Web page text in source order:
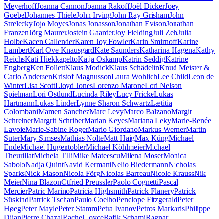
MeyerhoffJoanna CannonJoanna RakoffJoël DickerJoey
GoebelJohannes ThieleJohn IrvingJohn Ray GrishamJohn
StreleckyJojo MoyesJonas JonassonJonathan EvisonJonathan
FranzenJörg MaurerJostein GaarderJoy FieldingJuli ZehJulia
HolbeKacen CallenderKaren Joy FowlerKarin SmirnoffKarine
LambertKarl Ove KnausgardKate SaundersKatharina HagenaKathy
ReichsKati HiekkapeltoKatja OskampKatrin SeddigKatrine
EngbergKen FollettKlaus ModickKlaus SchädelinKnud Meister &
Carlo AndersenKristof MagnussonLaura WohlichLee ChildLeon de
WinterLisa ScottLloyd JonesLorenzo MaroneLori Nelson
SpielmanLori OstlundLucinda RileyLucy FrickeLukas
HartmannLukas LinderLynne Sharon SchwartzLætitia
ColombaniMamen SanchezMarc LevyMarco BalzanoMargit
SchreinerMargrit SchriberMarian KeyesMariana LekyMarie-Renée
LavoieMarie-Sabine RogerMario GiordanoMarkus WernerMartin
SuterMary SimsesMathias NolteMatt HaigMax KüngMichael
EndeMichael HugentoblerMichael KöhlmeierMichael
TheurillatMichela TilliMike MateescuMilena MoserMonica
SaboloNadja QuintNavid KermaniNelio BiedermannNicholas
SparksNick MasonNicola FörgNicolas BarreauNicole KraussNik
MeierNina BlazonOtfried PreusslerPaolo CognettiPascal
MercierPatric MarinoPatricia HighsmithPatrick FlaneryPatrick
SüskindPatrick TschanPaulo CoelhoPenelope FitzgeraldPeter
HøegPeter MaylePeter StammPetra IvanovPetros MarkarisPhilippe
DjianPierre ChazalRachel JoyceRafik SchamiRagnar